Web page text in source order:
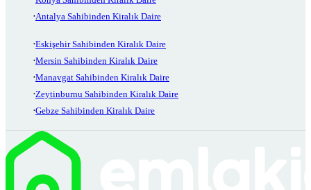
Antalya Sahibinden Kiralık Daire
Eskişehir Sahibinden Kiralık Daire
Mersin Sahibinden Kiralık Daire
Manavgat Sahibinden Kiralık Daire
Zeytinburnu Sahibinden Kiralık Daire
Gebze Sahibinden Kiralık Daire